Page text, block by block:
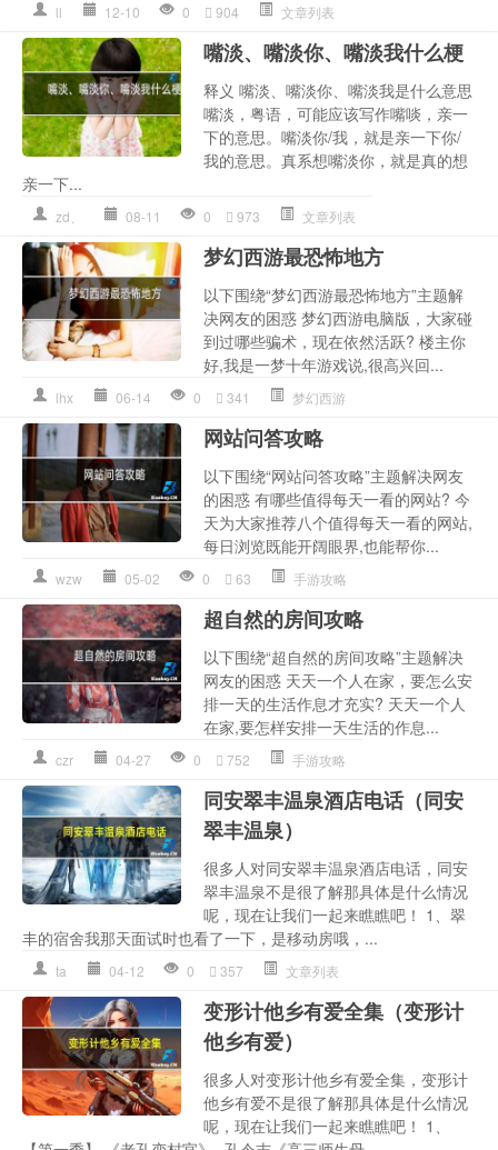
ll 12-10 0 904 文章列表
嘴淡、嘴淡你、嘴淡我什么梗
释义 嘴淡、嘴淡你、嘴淡我是什么意思
嘴淡，粤语，可能应该写作嘴啖，亲一
下的意思。嘴淡你/我，就是亲一下你/
我的意思。真系想嘴淡你，就是真的想
亲一下...
zd、 08-11 0 973 文章列表
梦幻西游最恐怖地方
以下围绕“梦幻西游最恐怖地方”主题解
决网友的困惑 梦幻西游电脑版，大家碰
到过哪些骗术，现在依然活跃? 楼主你
好,我是一梦十年游戏说,很高兴回...
lhx 06-14 0 341 梦幻西游
网站问答攻略
以下围绕“网站问答攻略”主题解决网友
的困惑 有哪些值得每天一看的网站? 今
天为大家推荐八个值得每天一看的网站,
每日浏览既能开阔眼界,也能帮你...
wzw 05-02 0 63 手游攻略
超自然的房间攻略
以下围绕“超自然的房间攻略”主题解决
网友的困惑 天天一个人在家，要怎么安
排一天的生活作息才充实? 天天一个人
在家,要怎样安排一天生活的作息...
czr 04-27 0 752 手游攻略
同安翠丰温泉酒店电话（同安
翠丰温泉）
很多人对同安翠丰温泉酒店电话，同安
翠丰温泉不是很了解那具体是什么情况
呢，现在让我们一起来瞧瞧吧！ 1、翠
丰的宿舍我那天面试时也看了一下，是移动房哦，...
ta 04-12 0 357 文章列表
变形计他乡有爱全集（变形计
他乡有爱）
很多人对变形计他乡有爱全集，变形计
他乡有爱不是很了解那具体是什么情况
呢，现在让我们一起来瞧瞧吧！ 1、